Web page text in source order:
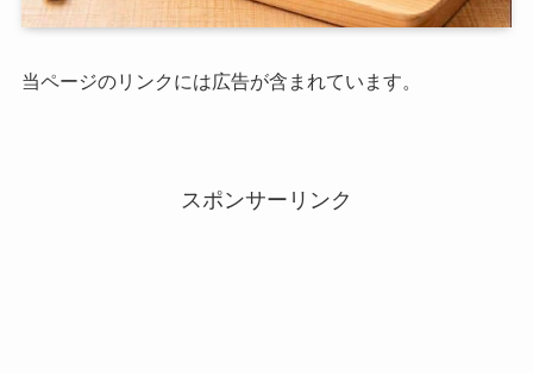
当ページのリンクには広告が含まれています。
スポンサーリンク